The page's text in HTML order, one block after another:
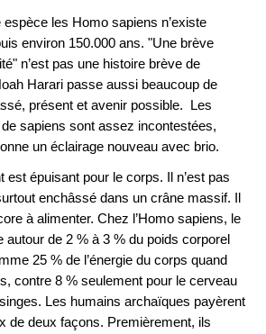
espèce les Homo sapiens n’existe
environ 150.000 ans. "Une brève
n’est pas une histoire brève de
Harari passe aussi beaucoup de
présent et avenir possible. Les
sapiens sont assez incontestées,
un éclairage nouveau avec brio.
est épuisant pour le corps. Il n’est pas
enchâssé dans un crâne massif. Il
à alimenter. Chez l’Homo sapiens, le
autour de 2 % à 3 % du poids corporel
25 % de l’énergie du corps quand
contre 8 % seulement pour le cerveau
Les humains archaïques payèrent
de deux façons. Premièrement, ils